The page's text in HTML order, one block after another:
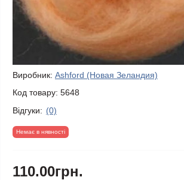
Виробник: Ashford (Новая Зеландия)
Код товару: 5648
Відгуки: (0)
Немає в нявності
110.00грн.